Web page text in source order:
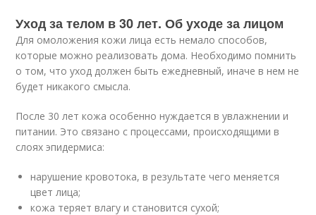
Уход за телом в 30 лет. Об уходе за лицом
Для омоложения кожи лица есть немало способов,
которые можно реализовать дома. Необходимо помнить
о том, что уход должен быть ежедневный, иначе в нем не
будет никакого смысла.
После 30 лет кожа особенно нуждается в увлажнении и
питании. Это связано с процессами, происходящими в
слоях эпидермиса:
нарушение кровотока, в результате чего меняется
цвет лица;
кожа теряет влагу и становится сухой;